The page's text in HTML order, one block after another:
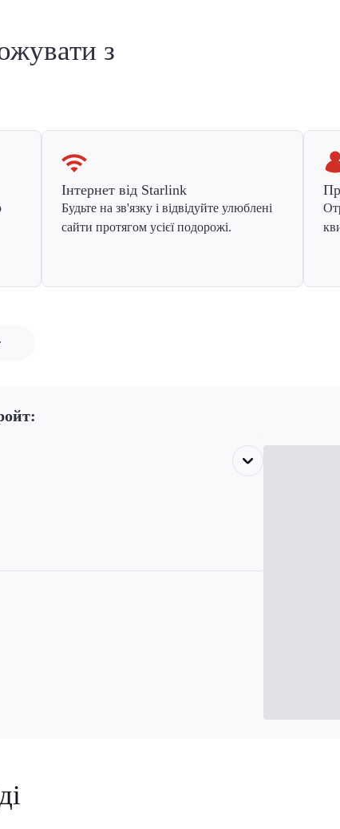
з
Інтернет від Starlink
Будьте на зв'язку і відвідуйте улюблені
сайти протягом усієї подорожі.